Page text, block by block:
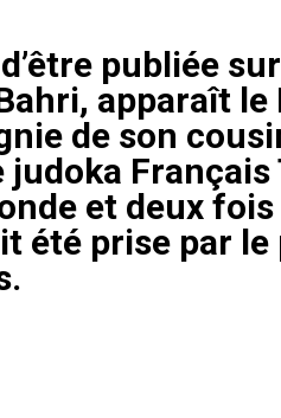
publiée
apparaît le
de son
Français
et deux
été prise par le